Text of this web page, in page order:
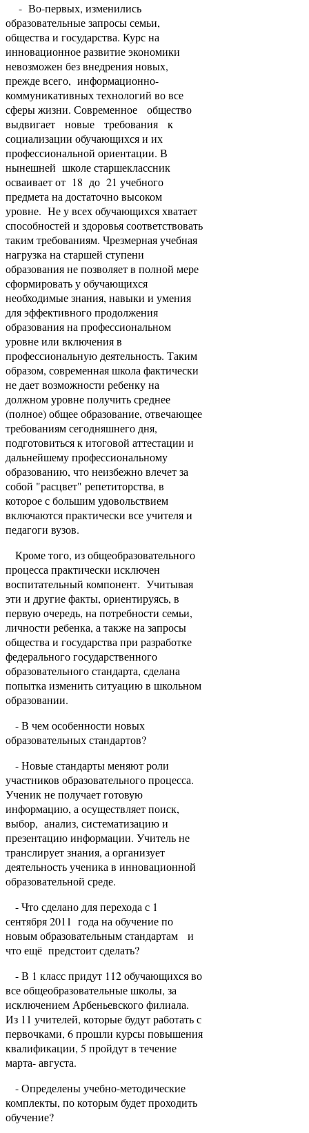
- Во-первых, изменились
образовательные запросы семьи,
общества и государства. Курс на
инновационное развитие экономики
невозможен без внедрения новых,
прежде всего, информационно-
коммуникативных технологий во все
сферы жизни. Современное общество
выдвигает новые требования к
социализации обучающихся и их
профессиональной ориентации. В
нынешней школе старшеклассник
осваивает от 18 до 21 учебного
предмета на достаточно высоком
уровне. Не у всех обучающихся хватает
способностей и здоровья соответствовать
таким требованиям. Чрезмерная учебная
нагрузка на старшей ступени
образования не позволяет в полной мере
сформировать у обучающихся
необходимые знания, навыки и умения
для эффективного продолжения
образования на профессиональном
уровне или включения в
профессиональную деятельность. Таким
образом, современная школа фактически
не дает возможности ребенку на
должном уровне получить среднее
(полное) общее образование, отвечающее
требованиям сегодняшнего дня,
подготовиться к итоговой аттестации и
дальнейшему профессиональному
образованию, что неизбежно влечет за
собой "расцвет" репетиторства, в
которое с большим удовольствием
включаются практически все учителя и
педагоги вузов.
Кроме того, из общеобразовательного
процесса практически исключен
воспитательный компонент. Учитывая
эти и другие факты, ориентируясь, в
первую очередь, на потребности семьи,
личности ребенка, а также на запросы
общества и государства при разработке
федерального государственного
образовательного стандарта, сделана
попытка изменить ситуацию в школьном
образовании.
- В чем особенности новых
образовательных стандартов?
- Новые стандарты меняют роли
участников образовательного процесса.
Ученик не получает готовую
информацию, а осуществляет поиск,
выбор, анализ, систематизацию и
презентацию информации. Учитель не
транслирует знания, а организует
деятельность ученика в инновационной
образовательной среде.
- Что сделано для перехода с 1
сентября 2011 года на обучение по
новым образовательным стандартам и
что ещё предстоит сделать?
- В 1 класс придут 112 обучающихся во
все общеобразовательные школы, за
исключением Арбеньевского филиала.
Из 11 учителей, которые будут работать с
первочками, 6 прошли курсы повышения
квалификации, 5 пройдут в течение
марта- августа.
- Определены учебно-методические
комплекты, по которым будет проходить
обучение?